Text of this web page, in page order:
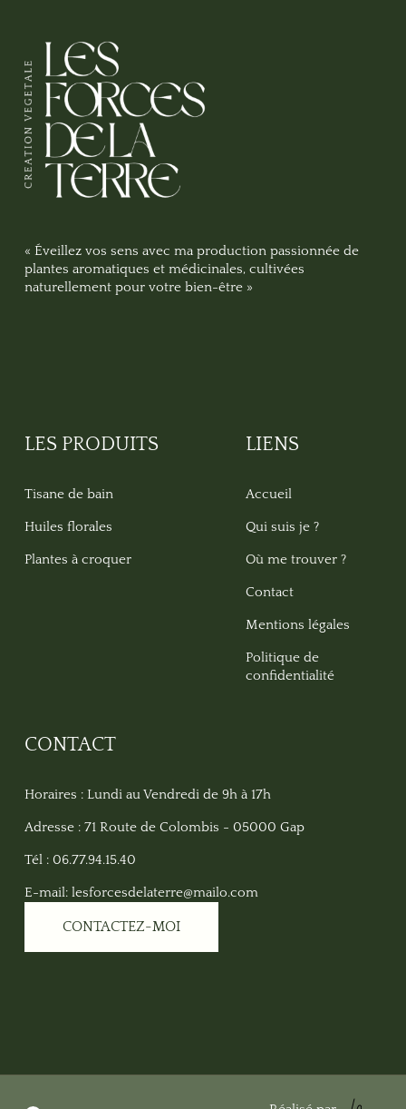
« Éveillez vos sens avec ma production passionnée de
plantes aromatiques et médicinales, cultivées
naturellement pour votre bien-être »
LES PRODUITS
Tisane de bain
Huiles florales
Plantes à croquer
LIENS
Accueil
Qui suis je ?
Où me trouver ?
Contact
Mentions légales
Politique de
confidentialité
CONTACT
Horaires : Lundi au Vendredi de 9h à 17h
Adresse : 71 Route de Colombis - 05000 Gap
Tél : 06.77.94.15.40
E-mail: lesforcesdelaterre@mailo.com
CONTACTEZ-MOI